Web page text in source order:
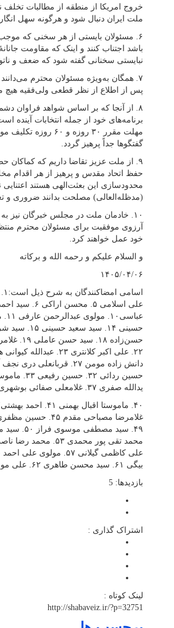
خروج امریکا از منطقه از مطالبات
ملت ایران دنبال شود و هرگونه سهل
۶. مسئولان بایستی از هر سخنی که
باشد اجتناب کنند و اینک که مقاومت
نبایستی سخنانی گفته شود که ضعف و
۷. همگان به‌ویژه مسئولان محترم
پس از اطلاع از نظر قطعی ولی‌فقیه هیچ
۸. از آنجا که بر اساس شواهد فراوان
برنامه‌های خود از جمله انتخابات آینده
مهلت مقرر ۳۰
گفتگوها جداً پرهیز گردد.
۹. از ملت عزیز تقاضا داریم که
حفظ اتحاد مقدس و پرهیز از هر اقدام مخل
محدودسازی این بعثت‌الهی هستند
(مدظله‌العالی) مصلحت بدانند ضروری و
۱۰. خادمان ملت در مجلس خبرگان
آرزوی موفقیت برای مسئولان محترم
خود عمل خواهند کرد.
و السلام علیکم و رحمه الله و برکاته
۱۴۰۵/۰۴/۰۶
یدالله صفری ۳۷. غلامعلی صفائی بوشهری ۳۸. سید صادق پیشنمازی ۳۹. محمد حسین بیاتی
بیگی ۶۱. سید محسن طاهری ۶۲. علی مومن پور۶۳. غلامرضا مغیثه
بازدیدها: 5
اشتراک گذاری :
لینک کوتاه :
http://shabaveiz.ir/?p=32751